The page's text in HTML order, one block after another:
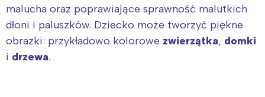
malucha oraz poprawiające sprawność malutkich
dłoni i paluszków. Dziecko może tworzyć piękne
obrazki: przykładowo kolorowe zwierzątka, domki
i drzewa.